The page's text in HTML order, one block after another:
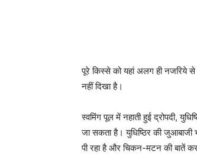
पूरे किस्से को यहां अलग ही नजरिये से
नहीं दिखा है।
स्वमिंग पूल में नहाती हुई द्रोपदी,
जा सकता है। युधिष्ठिर की जुआबाजी
पी रहा है और चिकन-मटन की बातें कर